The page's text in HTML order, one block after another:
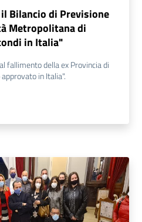
Bilancio di Previsione
Metropolitana di
in Italia"
fallimento della ex Provincia di
in Italia".